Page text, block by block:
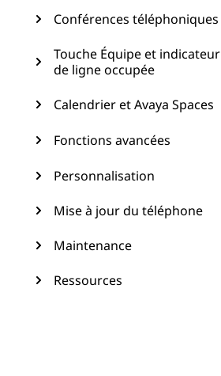
Conférences téléphoniques
Touche Équipe et indicateur
de ligne occupée
Calendrier et Avaya Spaces
Fonctions avancées
Personnalisation
Mise à jour du téléphone
Maintenance
Ressources